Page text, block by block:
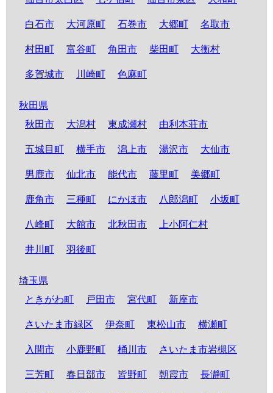
白石市 大河原町 石巻市 大郷町 名取市
村田町 富谷町 角田市 柴田町 大衡村
多賀城市 川崎町 色麻町
秋田県
秋田市
大潟村 東成瀬村 由利本荘市
五城目町 横手市 潟上市 湯沢市 大仙市
男鹿市 仙北市 能代市 藤里町 美郷町
鹿角市 三種町 にかほ市 八郎潟町 小坂町
八峰町 大館市 北秋田市 上小阿仁村
井川町 羽後町
埼玉県
ときがわ町
戸田市 宮代町 新座市
さいたま市緑区 伊奈町 東松山市 横瀬町
入間市 小鹿野町 桶川市 さいたま市岩槻区
三芳町 春日部市 皆野町 朝霞市 長瀞町